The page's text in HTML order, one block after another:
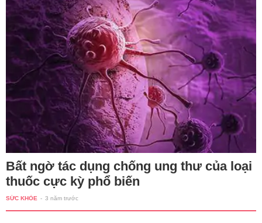
Bất ngờ tác dụng chống ung thư của loại
thuốc cực kỳ phổ biến
SỨC KHỎE - 3 năm trước